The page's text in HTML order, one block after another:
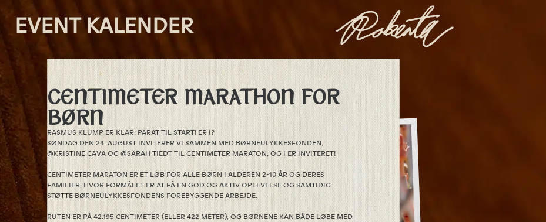
EVENT KALENDER
CENTIMETER MARATHON FOR
BØRN
RASMUS KLUMP ER KLAR, PARAT TIL START! ER I?
SØNDAG DEN 24. AUGUST INVITERER VI SAMMEN MED BØRNEULYKKESFONDEN,
@KRISTINE CAVA OG @SARAH TIEDT TIL CENTIMETER MARATON, OG I ER INVITERET!
CENTIMETER MARATON ER ET LØB FOR ALLE BØRN I ALDEREN 2-10 ÅR OG DERES
FAMILIER, HVOR FORMÅLET ER AT FÅ EN GOD OG AKTIV OPLEVELSE OG SAMTIDIG
STØTTE BØRNEULYKKESFONDENS FOREBYGGENDE ARBEJDE.
RUTEN ER PÅ 42.195 CENTIMETER (ELLER 422 METER), OG BØRNENE KAN BÅDE LØBE MED